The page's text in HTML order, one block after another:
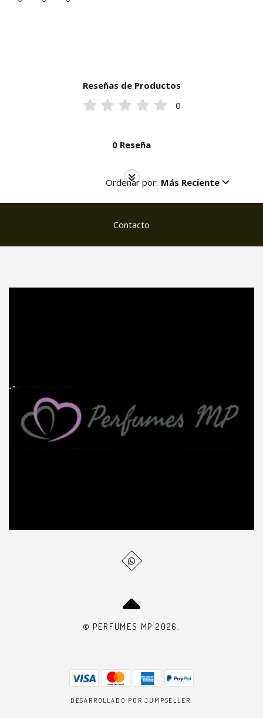
Reseñas de Productos
0
0 Reseña
Ordenar por: Más Reciente
Contacto
© PERFUMES MP 2026.
DESARROLLADO POR JUMPSELLER.